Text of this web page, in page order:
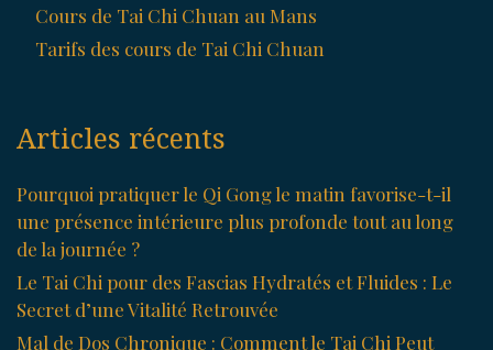
Cours de Tai Chi Chuan au Mans
Tarifs des cours de Tai Chi Chuan
Articles récents
Pourquoi pratiquer le Qi Gong le matin favorise-t-il
une présence intérieure plus profonde tout au long
de la journée ?
Le Tai Chi pour des Fascias Hydratés et Fluides : Le
Secret d’une Vitalité Retrouvée
Mal de Dos Chronique : Comment le Tai Chi Peut